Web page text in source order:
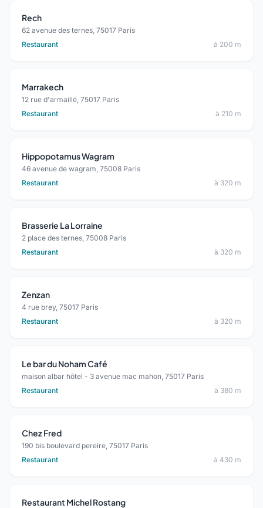
Rech
62 avenue des ternes, 75017 Paris
Restaurant
à 200 m
Marrakech
12 rue d'armaillé, 75017 Paris
Restaurant
à 210 m
Hippopotamus Wagram
46 avenue de wagram, 75008 Paris
Restaurant
à 320 m
Brasserie La Lorraine
2 place des ternes, 75008 Paris
Restaurant
à 320 m
Zenzan
4 rue brey, 75017 Paris
Restaurant
à 320 m
Le bar du Noham Café
maison albar hôtel - 3 avenue mac mahon, 75017 Paris
Restaurant
à 380 m
Chez Fred
190 bis boulevard pereire, 75017 Paris
Restaurant
à 430 m
Restaurant Michel Rostang